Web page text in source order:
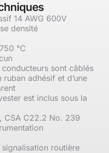
14 AWG 600V
densité
°C
conducteurs sont câblés
ruban adhésif et d’une
est inclus sous la
CSA C22.2 No. 239
routière